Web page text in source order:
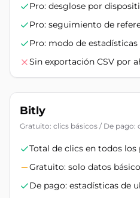
Pro: desglose por
Pro: seguimiento de
Pro: modo de
Sin exportación CSV por
Bitly
Gratuito: clics básicos / De pago:
Total de clics en todos los
Gratuito: solo datos
De pago: estadísticas de